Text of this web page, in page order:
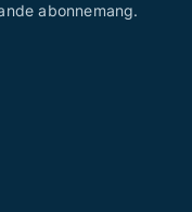
abonnemang.